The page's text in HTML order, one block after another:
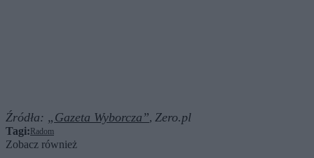
Źródła: „Gazeta Wyborcza”, Zero.pl
Tagi: Radom
Zobacz również